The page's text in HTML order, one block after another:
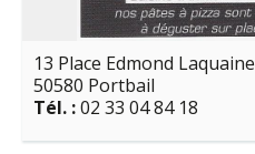
13 Place Edmond Laquaine
50580 Portbail
Tél. :02 33 04 84 18